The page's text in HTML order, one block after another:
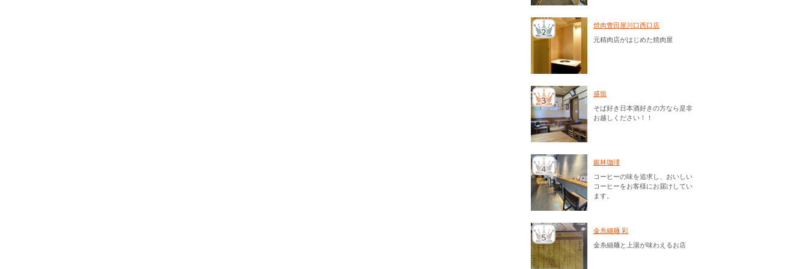
焼肉豊田屋川口西口店
元精肉店がはじめた焼肉屋
盛留
そば好き日本酒好きの方なら是非
お越しください！！
銀林珈琲
コーヒーの味を追求し、おいしい
コーヒーをお客様にお届けしてい
ます。
金糸細麺 彩
金糸細麺と上湯が味わえるお店